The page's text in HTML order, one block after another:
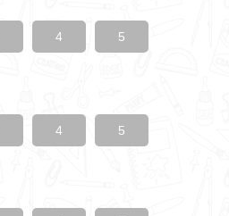
4 5
4 5